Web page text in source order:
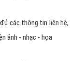
các thông tin liên
ảnh - nhạc - họa